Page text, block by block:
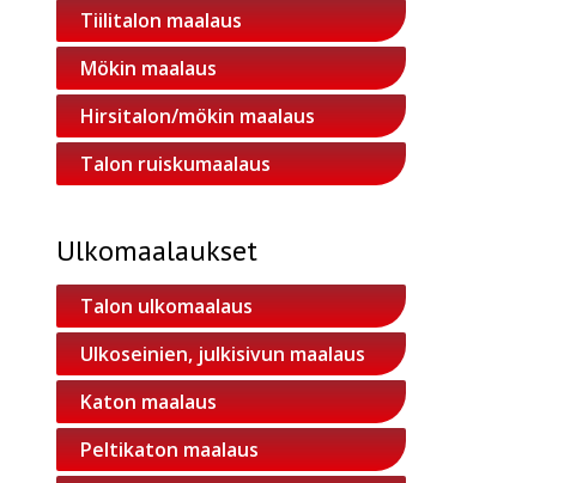
Tiilitalon maalaus
Mökin maalaus
Hirsitalon/mökin maalaus
Talon ruiskumaalaus
Ulkomaalaukset
Talon ulkomaalaus
Ulkoseinien, julkisivun maalaus
Katon maalaus
Peltikaton maalaus